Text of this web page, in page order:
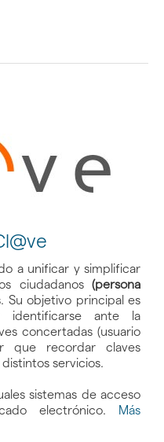
a unificar y simplificar
ciudadanos (persona
Su objetivo principal es
identificarse ante la
concertadas (usuario
que recordar claves
servicios.
sistemas de acceso
electrónico.
Más